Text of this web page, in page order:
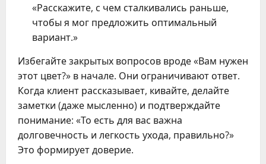
«Расскажите, с чем сталкивались раньше,
чтобы я мог предложить оптимальный
вариант.»
Избегайте закрытых вопросов вроде «Вам нужен
этот цвет?» в начале. Они ограничивают ответ.
Когда клиент рассказывает, кивайте, делайте
заметки (даже мысленно) и подтверждайте
понимание: «То есть для вас важна
долговечность и легкость ухода, правильно?»
Это формирует доверие.